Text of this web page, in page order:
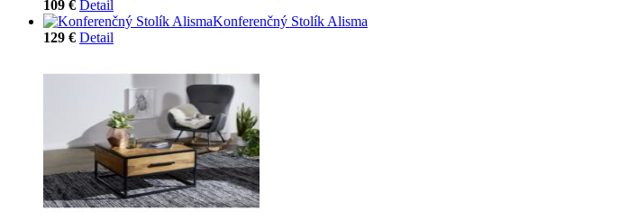
109 € Detail
Konferenčný Stolík Alisma
129 € Detail